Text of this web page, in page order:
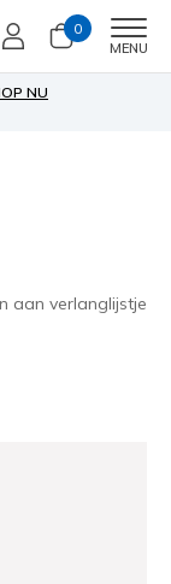
0
MENU
Meld je aan
aan verlanglijstje